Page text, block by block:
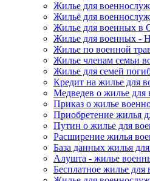
Жилье для
Жильё для
Жилье для военных в
Жилье для военных -
Жилье по военной
Жилье членам семьи
Жилье для семей
Кредит на жилье для
Медведев о жилье
Приказ о жилье
Приобретение жилья
Путин о жилье для
Расширение жилья
База данных жилья
Алушта - жилье
Бесплатное жилье для